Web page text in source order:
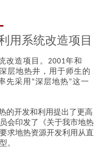
用系统改造项目
改造项目。 2001年和
层地热井，用于师生的
先采用 “深层地热”这一
的开发和利用提出了更高
会印发了《关于我市地热
求地热资源开发利用从直
。